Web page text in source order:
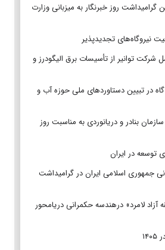
روز خبرنگار به میزبانی وزارت
شرکت توانیر از تأسیسات برق الیگودرز و
در تبیین دستاوردهای ملی حوزه آب و
بنادر و دریانوردی به مناسبت روز
توسعه در ایران
جمهوری اسلامی ایران در گرامیداشت
آزاد لامرد» درهندسه حکمرانی دریامحور